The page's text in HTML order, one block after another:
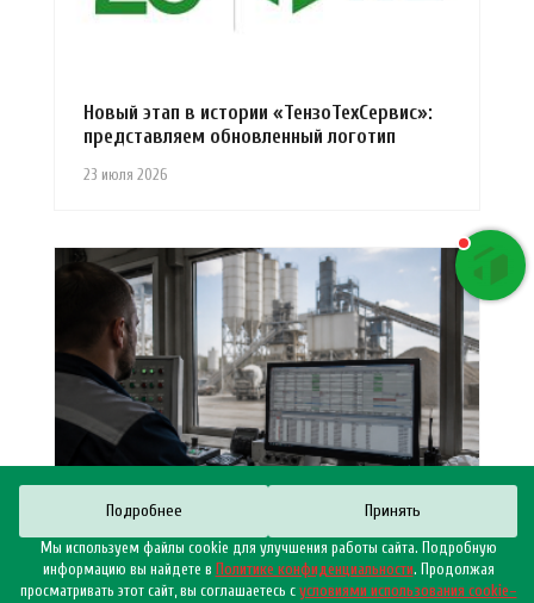
23 июля 2026
Новый этап в истории «ТензоТехСервис»:
представляем обновленный логотип
Что можно узнать о заводе за один день
по журналу АСУ?
Подробнее Принять
Мы используем файлы cookie для улучшения работы сайта. Подробную
информацию вы найдете в Политике конфиденциальности. Продолжая
просматривать этот сайт, вы соглашаетесь с условиями использования cookie–